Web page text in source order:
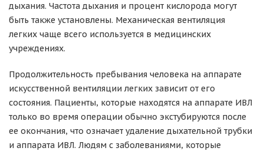
дыхания. Частота дыхания и процент кислорода могут
быть также установлены. Механическая вентиляция
легких чаще всего используется в медицинских
учреждениях.
Продолжительность пребывания человека на аппарате
искусственной вентиляции легких зависит от его
состояния. Пациенты, которые находятся на аппарате ИВЛ
только во время операции обычно экстубируются после
ее окончания, что означает удаление дыхательной трубки
и аппарата ИВЛ. Людям с заболеваниями, которые